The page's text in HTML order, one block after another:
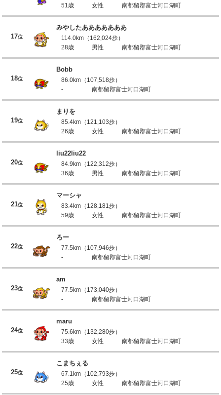
51歳
女性 南都留郡富士河口湖町
17位
みやしたあああああああ
114.0km（162,024歩）
28歳
男性 南都留郡富士河口湖町
18位
Bobb
86.0km（107,518歩）
-
南都留郡富士河口湖町
19位
まりを
85.4km（121,103歩）
26歳
女性 南都留郡富士河口湖町
20位
liu22liu22
84.9km（122,312歩）
36歳
男性 南都留郡富士河口湖町
21位
マーシャ
83.4km（128,181歩）
59歳
女性 南都留郡富士河口湖町
22位
ろー
77.5km（107,946歩）
-
南都留郡富士河口湖町
23位
am
77.5km（173,040歩）
-
南都留郡富士河口湖町
24位
maru
75.6km（132,280歩）
33歳
女性 南都留郡富士河口湖町
25位
こまちぇる
67.1km（102,793歩）
25歳
女性 南都留郡富士河口湖町